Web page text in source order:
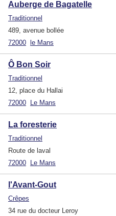
Auberge de Bagatelle
Traditionnel
489, avenue bollée
72000
le Mans
Ô Bon Soir
Traditionnel
12, place du Hallai
72000
Le Mans
La foresterie
Traditionnel
Route de laval
72000
Le Mans
l'Avant-Gout
Crêpes
34 rue du docteur Leroy